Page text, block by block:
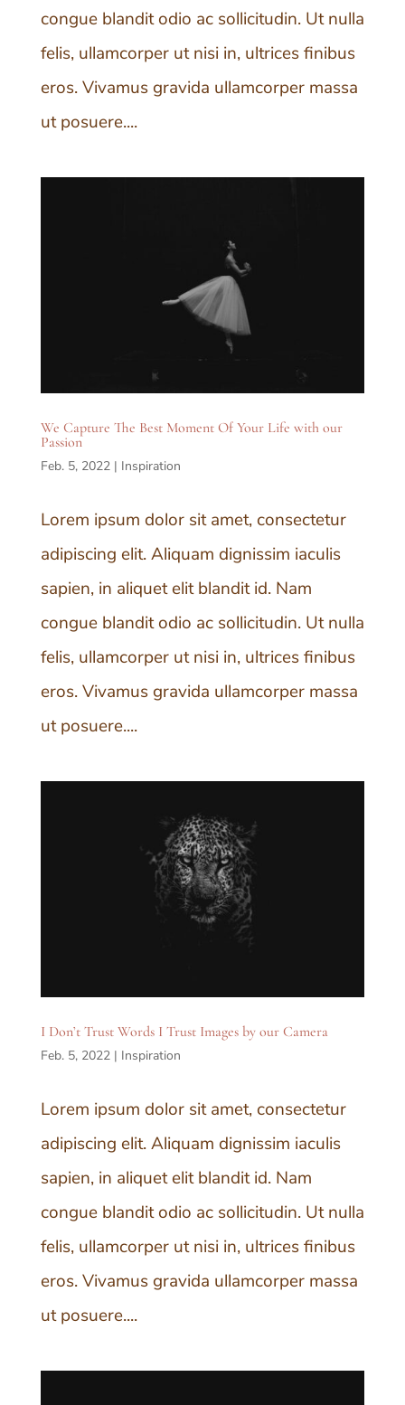
congue blandit odio ac sollicitudin. Ut nulla
felis, ullamcorper ut nisi in, ultrices finibus
eros. Vivamus gravida ullamcorper massa
ut posuere....
We Capture The Best Moment Of Your Life with our
Passion
Feb. 5, 2022| Inspiration
Lorem ipsum dolor sit amet, consectetur
adipiscing elit. Aliquam dignissim iaculis
sapien, in aliquet elit blandit id. Nam
congue blandit odio ac sollicitudin. Ut nulla
felis, ullamcorper ut nisi in, ultrices finibus
eros. Vivamus gravida ullamcorper massa
ut posuere....
I Don’t Trust Words I Trust Images by our Camera
Feb. 5, 2022| Inspiration
Lorem ipsum dolor sit amet, consectetur
adipiscing elit. Aliquam dignissim iaculis
sapien, in aliquet elit blandit id. Nam
congue blandit odio ac sollicitudin. Ut nulla
felis, ullamcorper ut nisi in, ultrices finibus
eros. Vivamus gravida ullamcorper massa
ut posuere....